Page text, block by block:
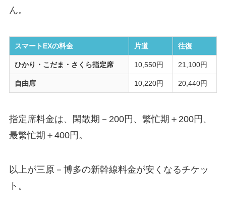
ん。
スマートEXの料金 片道 往復
ひかり・こだま・さくら指定席 10,550円 21,100円
自由席 10,220円 20,440円
指定席料金は、閑散期－200円、繁忙期＋200円、
最繁忙期＋400円。
以上が三原－博多の新幹線料金が安くなるチケッ
ト。